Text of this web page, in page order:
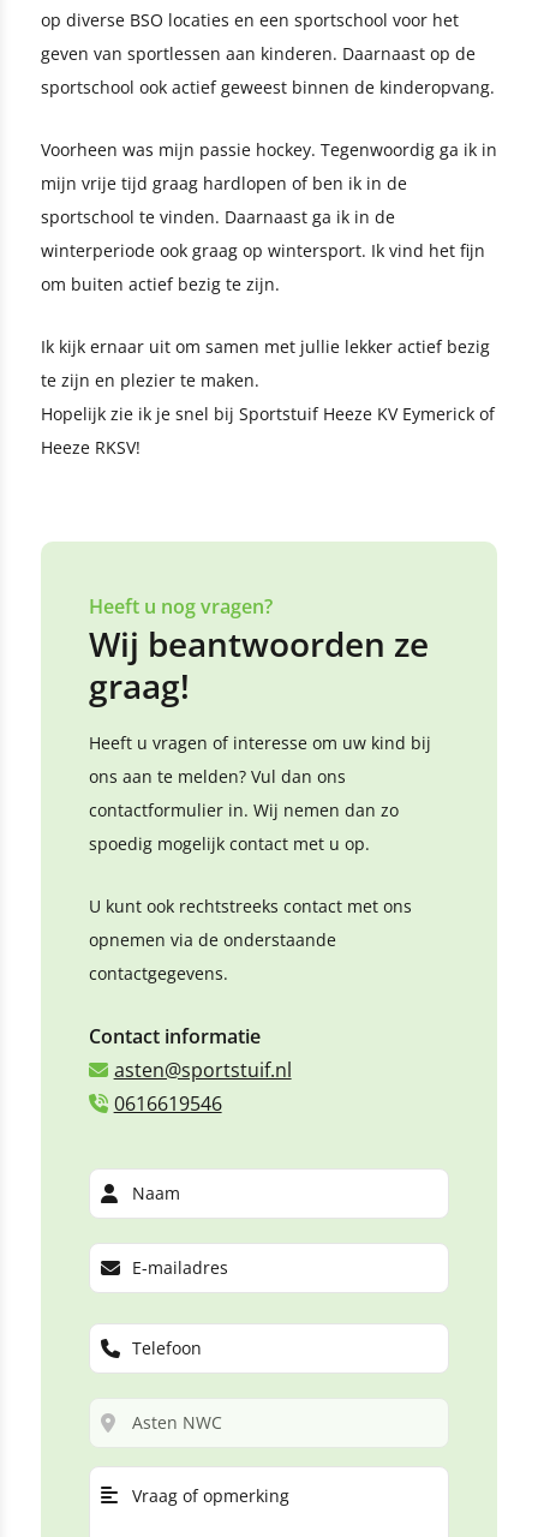
op diverse BSO locaties en een sportschool voor het
geven van sportlessen aan kinderen. Daarnaast op de
sportschool ook actief geweest binnen de kinderopvang.
Voorheen was mijn passie hockey. Tegenwoordig ga ik in
mijn vrije tijd graag hardlopen of ben ik in de
sportschool te vinden. Daarnaast ga ik in de
winterperiode ook graag op wintersport. Ik vind het fijn
om buiten actief bezig te zijn.
Ik kijk ernaar uit om samen met jullie lekker actief bezig
te zijn en plezier te maken.
Hopelijk zie ik je snel bij Sportstuif Heeze KV Eymerick of
Heeze RKSV!
Heeft u nog vragen?
Wij beantwoorden ze
graag!
Heeft u vragen of interesse om uw kind bij
ons aan te melden? Vul dan ons
contactformulier in. Wij nemen dan zo
spoedig mogelijk contact met u op.
U kunt ook rechtstreeks contact met ons
opnemen via de onderstaande
contactgegevens.
Contact informatie
asten@sportstuif.nl
0616619546